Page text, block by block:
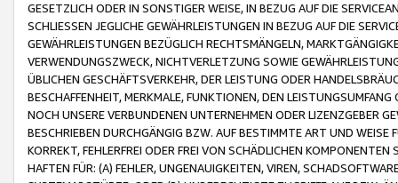
GESETZLICH ODER IN SONSTIGER WEISE, IN BEZUG AUF DIE
SCHLIESSEN JEGLICHE GEWÄHRLEISTUNGEN IN BEZUG AUF DIE
GEWÄHRLEISTUNGEN BEZÜGLICH RECHTSMÄNGELN,
VERWENDUNGSZWECK, NICHTVERLETZUNG SOWIE
ÜBLICHEN GESCHÄFTSVERKEHR, DER LEISTUNG ODER
BESCHAFFENHEIT, MERKMALE, FUNKTIONEN, DEN
NOCH UNSERE VERBUNDENEN UNTERNEHMEN ODER LIZENZGEBER
BESCHRIEBEN DURCHGÄNGIG BZW. AUF BESTIMMTE ART UND
KORREKT, FEHLERFREI ODER FREI VON SCHÄDLICHEN
HAFTEN FÜR: (A) FEHLER, UNGENAUIGKEITEN, VIREN,